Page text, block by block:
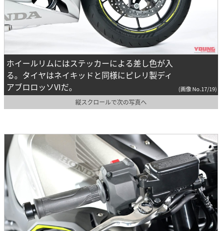
ホイールリムにはステッカーによる差し色が入
る。タイヤはネイキッドと同様にピレリ製ディ
アブロロッソVIだ。
(画像 No.17/19)
縦スクロールで次の写真へ